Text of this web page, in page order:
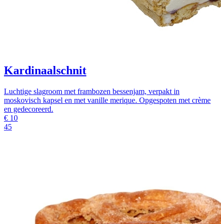
Kardinaalschnit
Luchtige slagroom met frambozen bessenjam, verpakt in
moskovisch kapsel en met vanille merique. Opgespoten met crème
en gedecoreerd.
€ 10
45